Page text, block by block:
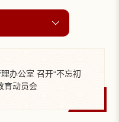
办公室 召开“不忘初
育动员会